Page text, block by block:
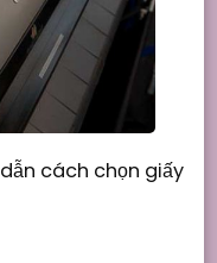
cách chọn giấy